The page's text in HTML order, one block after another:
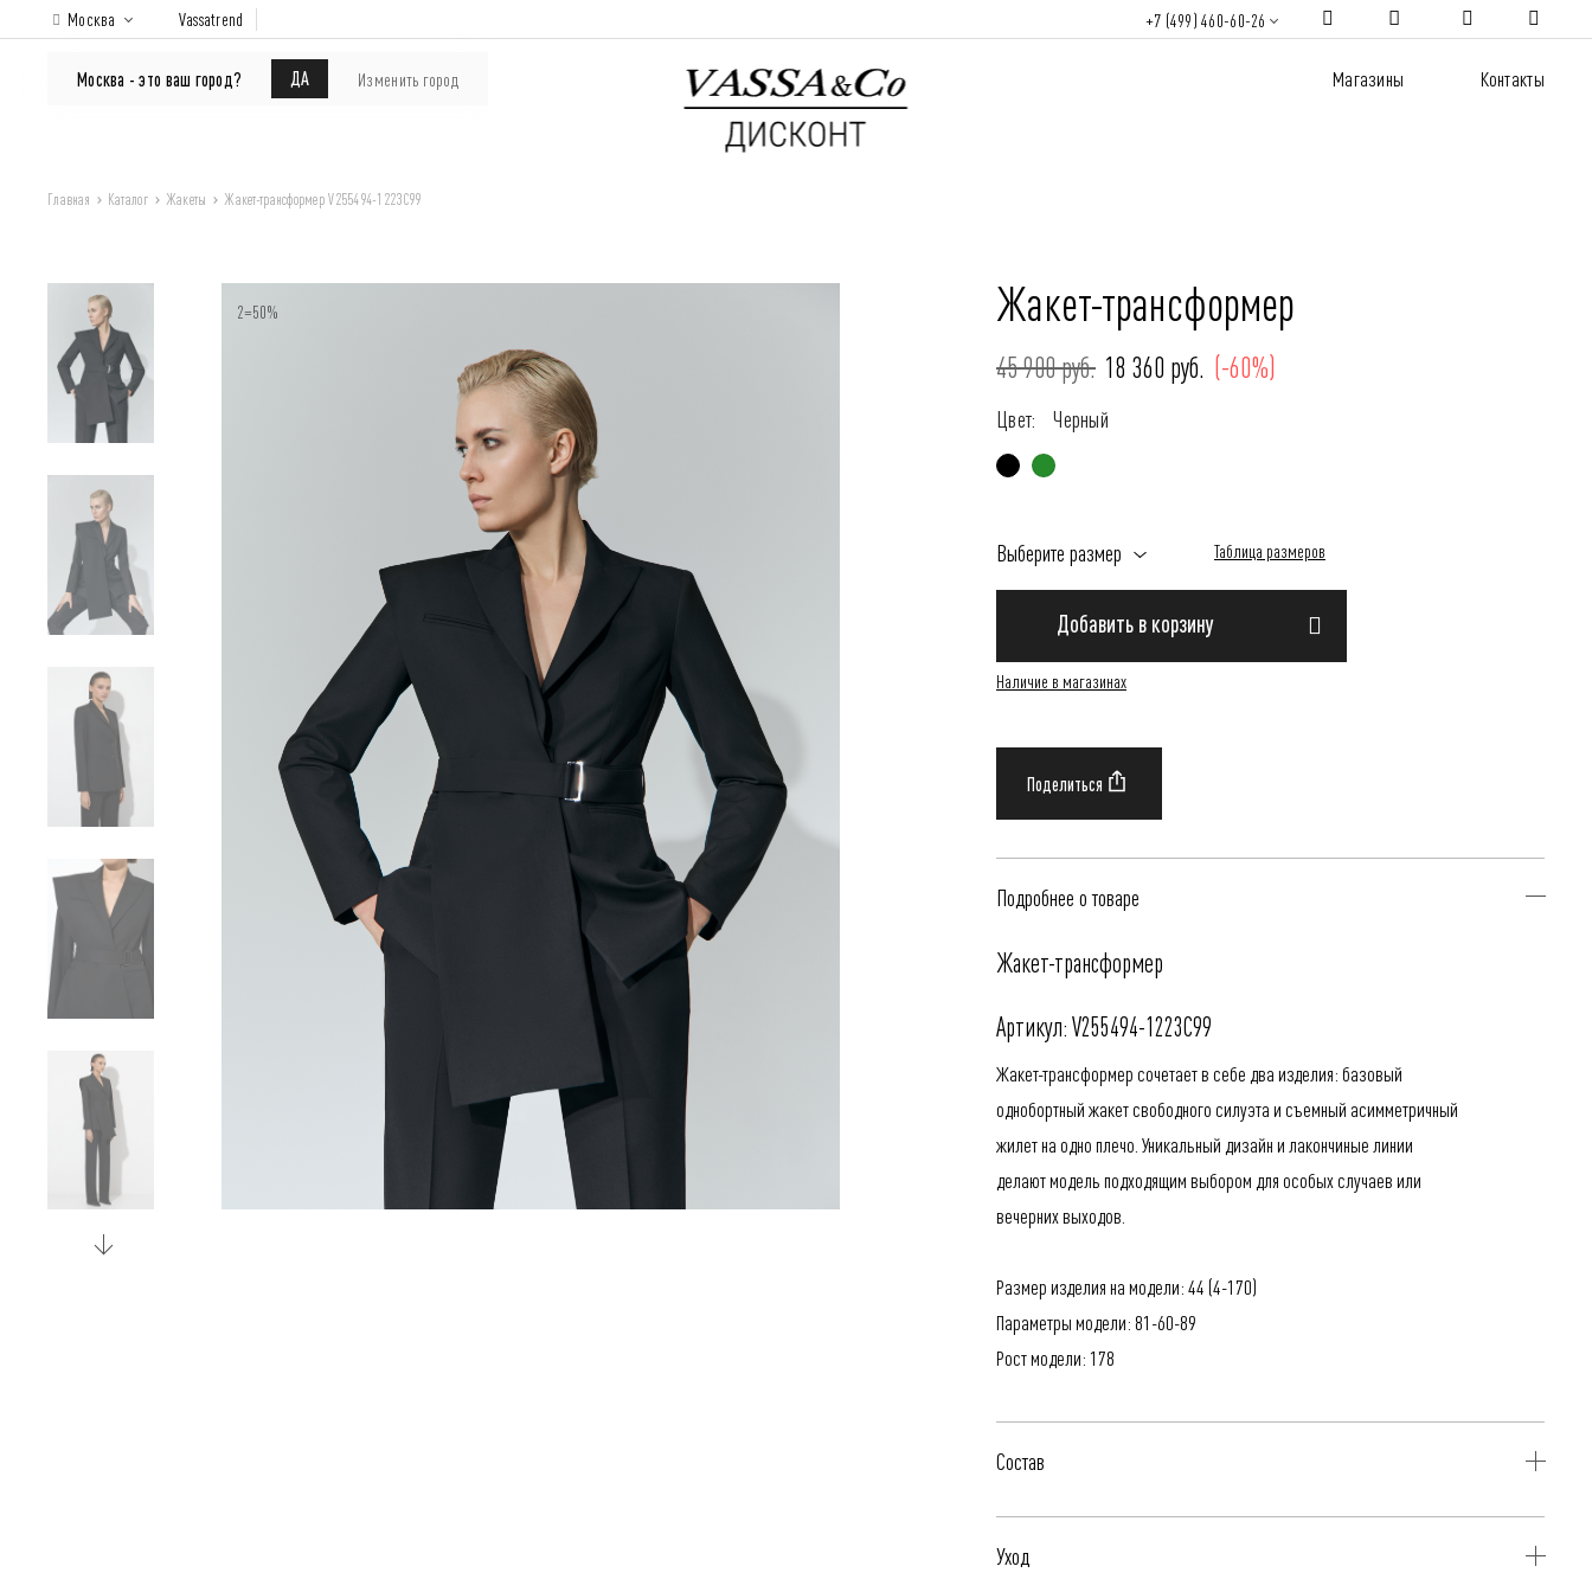
Москва
Москва - это ваш город? ДА Изменить город
Vassatrend +7 (499) 460-60-26
КАТАЛОГ Покупателям Магазины Контакты
Главная Каталог Жакеты Жакет-трансформер V255494-1223C99
2=50% Жакет-трансформер
45 900 руб. 18 360 руб. (-60%)
Цвет: Черный
Выберите размер Таблица размеров
Добавить в корзину
Наличие в магазинах
Подробнее о товаре
Жакет-трансформер
Артикул: V255494-1223C99
Жакет-трансформер сочетает в себе два изделия: базовый
однобортный жакет свободного силуэта и съемный асимметричный
жилет на одно плечо. Уникальный дизайн и лакончиные линии
делают модель подходящим выбором для особых случаев или
вечерних выходов.
Размер изделия на модели: 44 (4-170)
Параметры модели: 81-60-89
Рост модели: 178
Состав
67% Пэ-керамика, 29% Вискоза, 4% Эластан
Уход